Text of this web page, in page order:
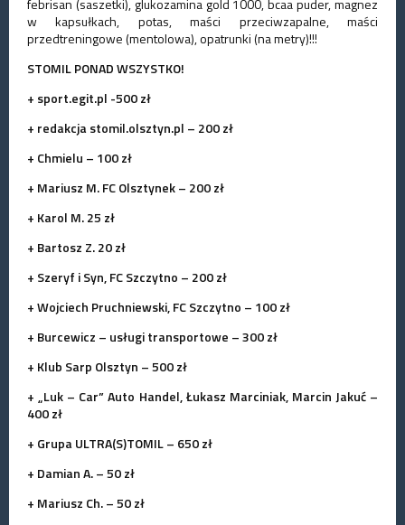
febrisan (saszetki), glukozamina gold 1000, bcaa puder, magnez
w kapsułkach, potas, maści przeciwzapalne, maści
przedtreningowe (mentolowa), opatrunki (na metry)!!!
STOMIL PONAD WSZYSTKO!
+ sport.egit.pl -500 zł
+ redakcja stomil.olsztyn.pl – 200 zł
+ Chmielu – 100 zł
+ Mariusz M. FC Olsztynek – 200 zł
+ Karol M. 25 zł
+ Bartosz Z. 20 zł
+ Szeryf i Syn, FC Szczytno – 200 zł
+ Wojciech Pruchniewski, FC Szczytno – 100 zł
+ Burcewicz – usługi transportowe – 300 zł
+ Klub Sarp Olsztyn – 500 zł
+ „Luk – Car” Auto Handel, Łukasz Marciniak, Marcin Jakuć –
400 zł
+ Grupa ULTRA(S)TOMIL – 650 zł
+ Damian A. – 50 zł
+ Mariusz Ch. – 50 zł